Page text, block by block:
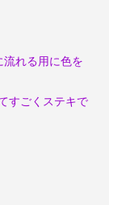
れる用に色を
すごくステキで